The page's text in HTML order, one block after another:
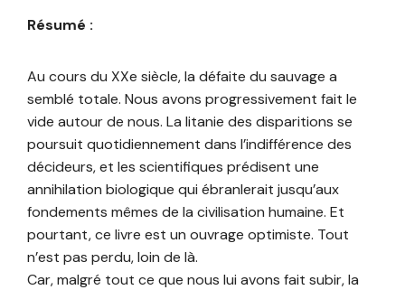
Résumé :
Au cours du XXe siècle, la défaite du sauvage a
semblé totale. Nous avons progressivement fait le
vide autour de nous. La litanie des disparitions se
poursuit quotidiennement dans l’indifférence des
décideurs, et les scientifiques prédisent une
annihilation biologique qui ébranlerait jusqu’aux
fondements mêmes de la civilisation humaine. Et
pourtant, ce livre est un ouvrage optimiste. Tout
n’est pas perdu, loin de là.
Car, malgré tout ce que nous lui avons fait subir, la